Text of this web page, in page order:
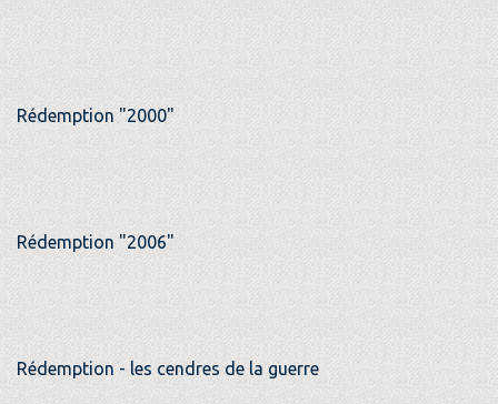
Rédemption "2000"
Rédemption "2006"
Rédemption - les cendres de la guerre